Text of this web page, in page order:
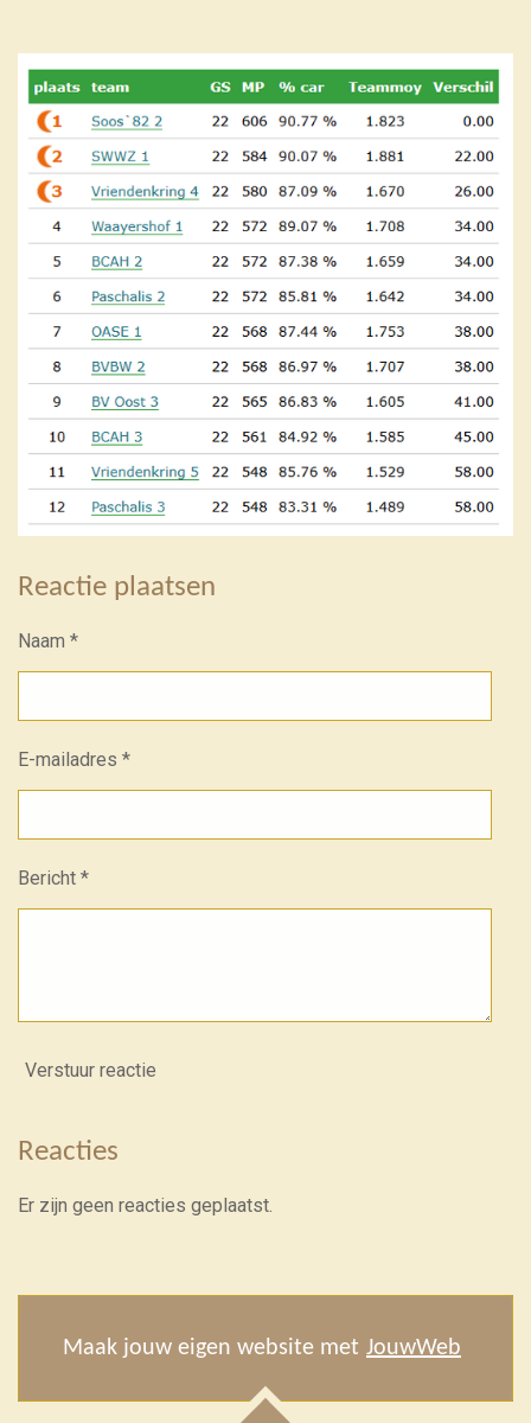
Reactie plaatsen
Naam *
E-mailadres *
Bericht *
Verstuur reactie
Reacties
Er zijn geen reacties geplaatst.
Maak jouw eigen website met JouwWeb